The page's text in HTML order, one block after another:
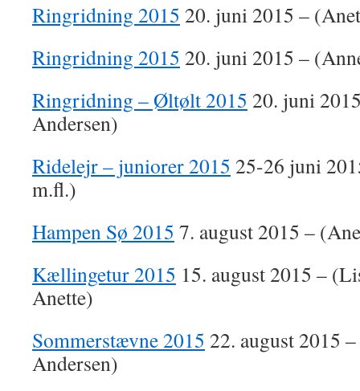
Ringridning 2015 20. juni 2015 –
Ringridning 2015 20. juni 2015 –
Ringridning – Øltølt 2015 20. juni
Andersen)
Ridelejr – juniorer 2015 25-26 juni
m.fl.)
Hampen Sø 2015 7. august 2015 –
Kællingetur 2015 15. august 2015 –
Anette)
Sommerstævne 2015 22. august 2015
Andersen)